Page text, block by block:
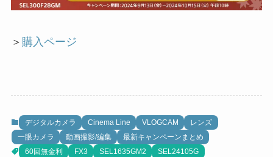
＞ 購入ページ
デジタルカメラ Cinema Line VLOGCAM
レンズ
一眼カメラ
動画撮影/編集
最新キャンペーンまとめ
60回無金利
FX3 SEL1635GM2
SEL24105G